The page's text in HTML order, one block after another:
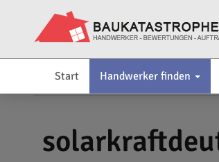
Start Handwerker finden